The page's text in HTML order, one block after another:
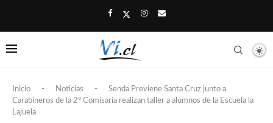
Inicio - Noticias -
Senda Previene Santa Cruz junto a
Carabineros de la 2° Comisaria realizan taller a alumnos de la Escuela la
Lajuela